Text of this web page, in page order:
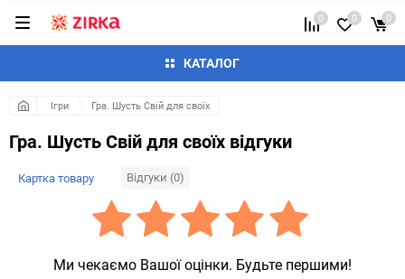
КАТАЛОГ
0 0 0
Ігри Гра. Шусть Свій для своїх
Гра. Шусть Свій для своїх відгуки
Картка товару Відгуки (0)
Ми чекаємо Вашої оцінки. Будьте першими!